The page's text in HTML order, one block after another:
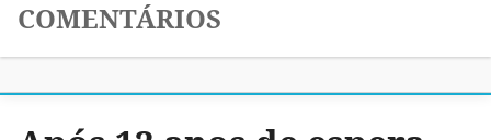
COMENTÁRIOS